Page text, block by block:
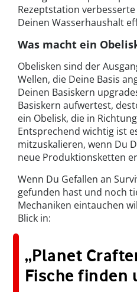
Rezeptstation
Deinen Wasserhaushalt
Was macht ein
Obelisken sind der
Wellen, die Deine Basis
Deinen Basiskern
Basiskern aufwertest,
ein Obelisk, die in
Entsprechend wichtig ist
mitzuskalieren, wenn Du
neue Produktionsketten
Wenn Du Gefallen an
gefunden hast und noch
Mechaniken eintauchen
Blick in:
„Planet
Fische finden